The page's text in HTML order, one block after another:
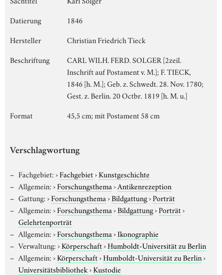
Datierung
1846
Hersteller
Christian Friedrich Tieck
Beschriftung
CARL WILH. FERD. SOLGER [2zeil.
Inschrift auf Postament v. M.]; F. TIECK,
1846 [h. M.]; Geb. z. Schwedt. 28. Nov. 1780;
Gest. z. Berlin. 20 Octbr. 1819 [h. M. u.]
Format
45,5 cm; mit Postament 58 cm
Verschlagwortung
Fachgebiet:›Fachgebiet›Kunstgeschichte
Allgemein:›Forschungsthema›Antikenrezeption
Gattung:›Forschungsthema›Bildgattung›Porträt
Allgemein:›Forschungsthema›Bildgattung›Porträt›
Gelehrtenporträt
Allgemein:›Forschungsthema›Ikonographie
Verwaltung:›Körperschaft›Humboldt-Universität zu Berlin
Allgemein:›Körperschaft›Humboldt-Universität zu Berlin›
Universitätsbibliothek›Kustodie